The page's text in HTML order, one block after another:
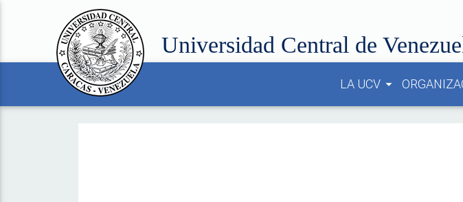
Universidad Central de
LA UCV arrow_drop_down